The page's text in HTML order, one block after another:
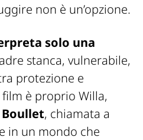
non è un’opzione.
solo una
stanca, vulnerabile,
protezione e
è proprio Willa,
, chiamata a
in un mondo che